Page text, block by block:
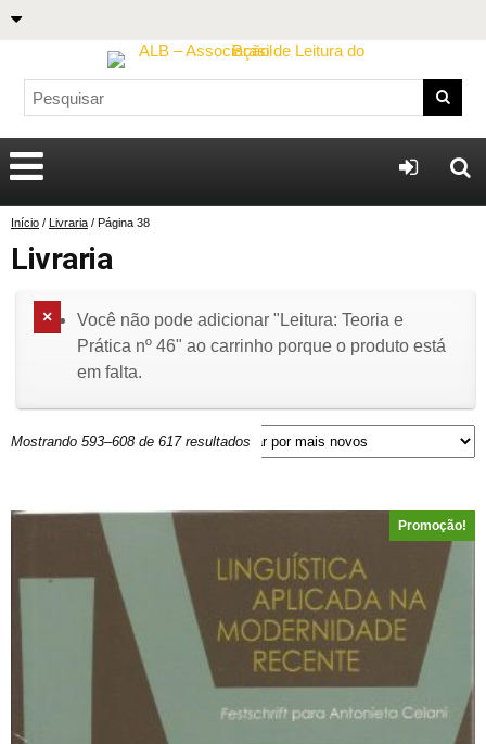
Início / Livraria / Página 38
Livraria
Você não pode adicionar "Leitura: Teoria e
Prática nº 46" ao carrinho porque o produto está
em falta.
Mostrando 593–608 de 617 resultados
Promoção!